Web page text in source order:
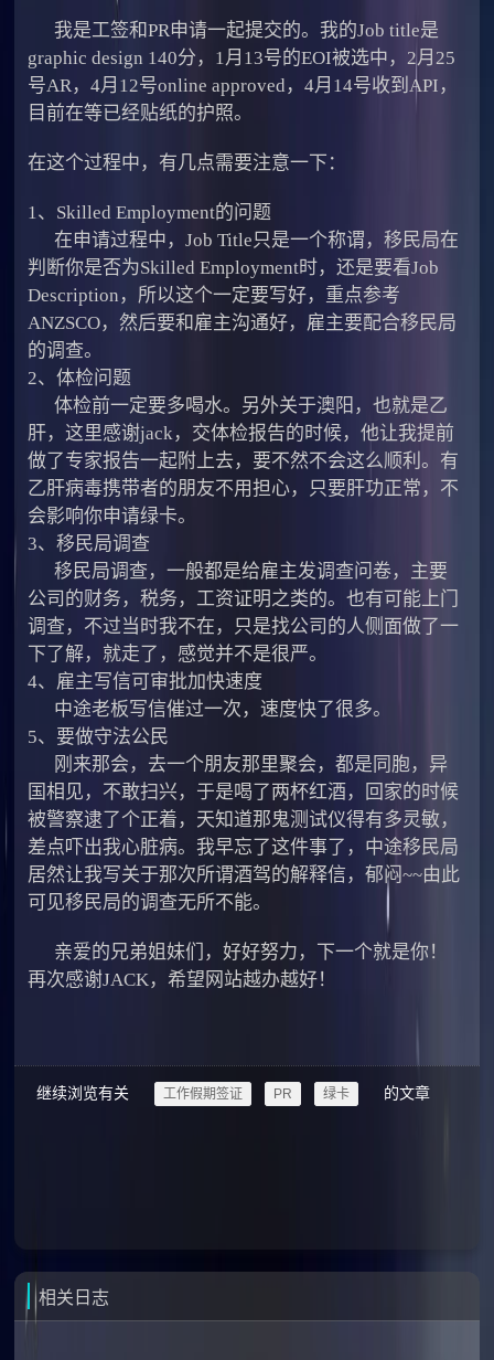
我是工签和PR申请一起提交的。我的Job title是
graphic design 140分，1月13号的EOI被选中，2月25
号AR，4月12号online approved，4月14号收到API，
目前在等已经贴纸的护照。
在这个过程中，有几点需要注意一下：
1、Skilled Employment的问题
在申请过程中，Job Title只是一个称谓，移民局在
判断你是否为Skilled Employment时，还是要看Job
Description，所以这个一定要写好，重点参考
ANZSCO，然后要和雇主沟通好，雇主要配合移民局
的调查。
2、体检问题
体检前一定要多喝水。另外关于澳阳，也就是乙
肝，这里感谢jack，交体检报告的时候，他让我提前
做了专家报告一起附上去，要不然不会这么顺利。有
乙肝病毒携带者的朋友不用担心，只要肝功正常，不
会影响你申请绿卡。
3、移民局调查
移民局调查，一般都是给雇主发调查问卷，主要
公司的财务，税务，工资证明之类的。也有可能上门
调查，不过当时我不在，只是找公司的人侧面做了一
下了解，就走了，感觉并不是很严。
4、雇主写信可审批加快速度
中途老板写信催过一次，速度快了很多。
5、要做守法公民
刚来那会，去一个朋友那里聚会，都是同胞，异
国相见，不敢扫兴，于是喝了两杯红酒，回家的时候
被警察逮了个正着，天知道那鬼测试仪得有多灵敏，
差点吓出我心脏病。我早忘了这件事了，中途移民局
居然让我写关于那次所谓酒驾的解释信，郁闷~~由此
可见移民局的调查无所不能。
亲爱的兄弟姐妹们，好好努力，下一个就是你！
再次感谢JACK，希望网站越办越好！
继续浏览有关 工作假期签证 PR 绿卡 的文章
相关日志